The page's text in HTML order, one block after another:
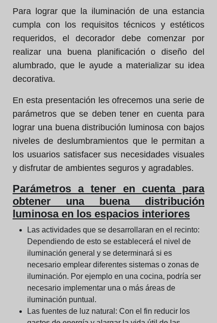
Para lograr que la iluminación de una estancia
cumpla con los requisitos técnicos y estéticos
requeridos, el decorador debe comenzar por
realizar una buena planificación o diseño del
alumbrado, que le ayude a materializar su idea
decorativa.
En esta presentación les ofrecemos una serie de
parámetros que se deben tener en cuenta para
lograr una buena distribución luminosa con bajos
niveles de deslumbramientos que le permitan a
los usuarios satisfacer sus necesidades visuales
y disfrutar de ambientes seguros y agradables.
Parámetros a tener en cuenta para
obtener una buena distribución
luminosa en los espacios interiores
Las actividades que se desarrollaran en el recinto:
Dependiendo de esto se establecerá el nivel de
iluminación general y se determinará si es
necesario emplear diferentes sistemas o zonas de
iluminación. Por ejemplo en una cocina, podría ser
necesario implementar una o más áreas de
iluminación puntual.
Las fuentes de luz natural: Con el fin reducir los